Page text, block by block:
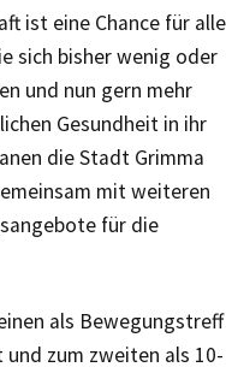
ist eine Chance für alle
sich bisher wenig oder
und nun gern mehr
Gesundheit in ihr
die Stadt Grimma
mit weiteren
für die
als Bewegungstreff
zum zweiten als 10-